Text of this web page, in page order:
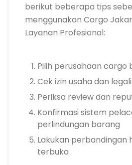
berikut beberapa tips
menggunakan Cargo
Layanan Profesional:
Pilih perusahaan
Cek izin usaha dan
Periksa review dan
Konfirmasi sistem
perlindungan barang
Lakukan perbandingan
terbuka